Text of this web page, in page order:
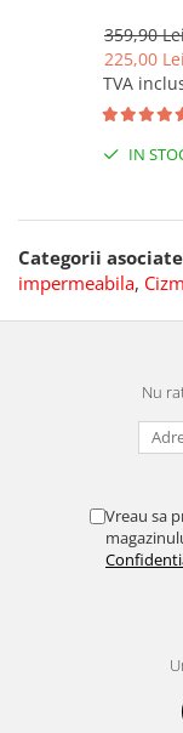
359,90
225,00 Lei
TVA
IN
Categorii asociate
impermeabila,
Nu
Vreau sa